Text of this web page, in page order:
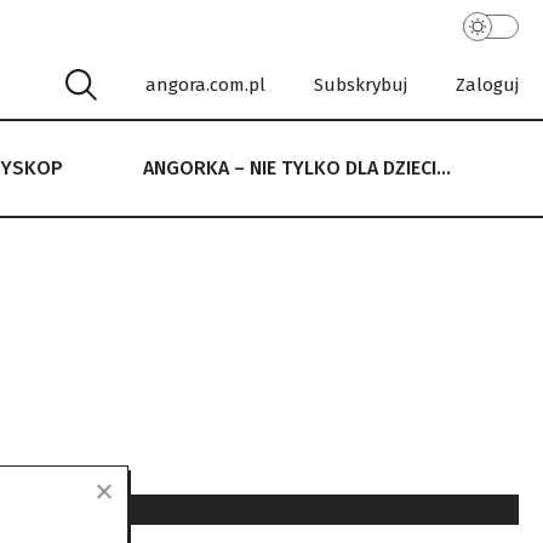
angora.com.pl Subskrybuj Zaloguj
ANGORKA – NIE TYLKO DLA DZIECI…
NIE TYLKO DLA DZIECI…